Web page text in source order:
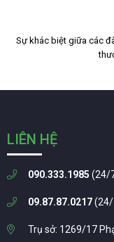
Sự khác biệt giữa các
LIÊN HỆ
090.333.1985 (24/
09.87.87.0217
Trụ sở: 1269/17